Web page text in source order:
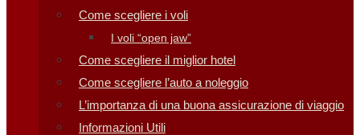
Come scegliere i voli
I voli “open jaw”
Come scegliere il miglior hotel
Come scegliere l’auto a noleggio
L’importanza di una buona assicurazione di viaggio
Informazioni Utili